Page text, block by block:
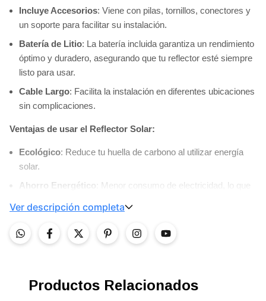
Incluye Accesorios: Viene con pilas, tornillos, conectores y
un soporte para facilitar su instalación.
Batería de Litio: La batería incluida garantiza un rendimiento
óptimo y duradero, asegurando que tu reflector esté siempre
listo para usar.
Cable Largo: Facilita la instalación en diferentes ubicaciones
sin complicaciones.
Ventajas de usar el Reflector Solar:
Ecológico: Reduce tu huella de carbono al utilizar energía
solar.
Ahorro Energético
: Menor consumo de electricidad, lo que
incluidos, no necesitarás ser un experto para instalarlo.
simplemente para disfrutar de tus espacios exteriores durante
Ver descripción completa
Productos Relacionados